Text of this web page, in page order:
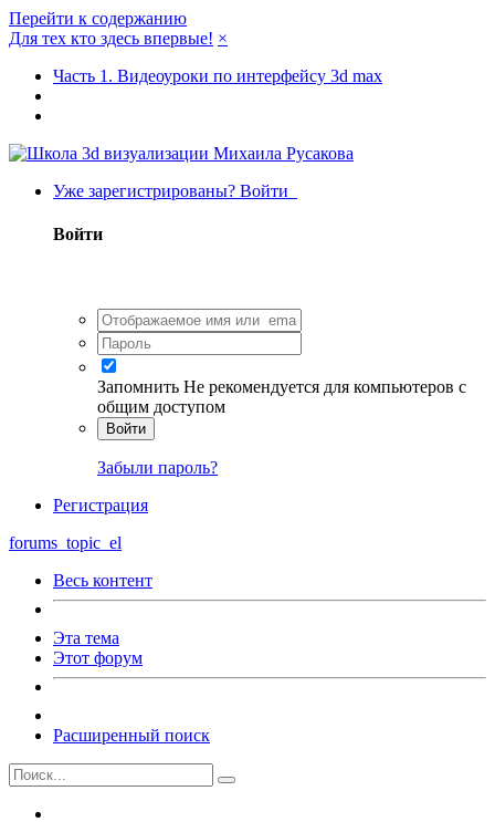
Перейти к содержанию
Для тех кто здесь впервые! ×
Часть 1. Видеоуроки по интерфейсу 3d max
Уже зарегистрированы? Войти
Войти
Запомнить Не рекомендуется для компьютеров с
общим доступом
Войти
Забыли пароль?
Регистрация
forums_topic_el
Весь контент
Эта тема
Этот форум
Расширенный поиск